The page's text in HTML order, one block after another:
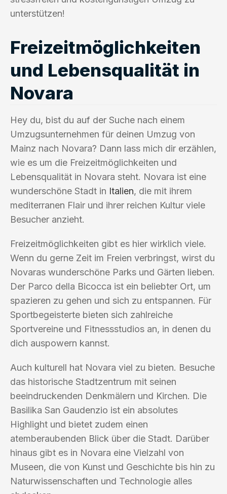
unterstützen!
Freizeitmöglichkeiten
und Lebensqualität in
Novara
Hey du, bist du auf der Suche nach einem
Umzugsunternehmen für deinen Umzug von
Mainz nach Novara? Dann lass mich dir erzählen,
wie es um die Freizeitmöglichkeiten und
Lebensqualität in Novara steht. Novara ist eine
wunderschöne Stadt in Italien, die mit ihrem
mediterranen Flair und ihrer reichen Kultur viele
Besucher anzieht.
Freizeitmöglichkeiten gibt es hier wirklich viele.
Wenn du gerne Zeit im Freien verbringst, wirst du
Novaras wunderschöne Parks und Gärten lieben.
Der Parco della Bicocca ist ein beliebter Ort, um
spazieren zu gehen und sich zu entspannen. Für
Sportbegeisterte bieten sich zahlreiche
Sportvereine und Fitnessstudios an, in denen du
dich auspowern kannst.
Auch kulturell hat Novara viel zu bieten. Besuche
das historische Stadtzentrum mit seinen
beeindruckenden Denkmälern und Kirchen. Die
Basilika San Gaudenzio ist ein absolutes
Highlight und bietet zudem einen
atemberaubenden Blick über die Stadt. Darüber
hinaus gibt es in Novara eine Vielzahl von
Museen, die von Kunst und Geschichte bis hin zu
Naturwissenschaften und Technologie alles